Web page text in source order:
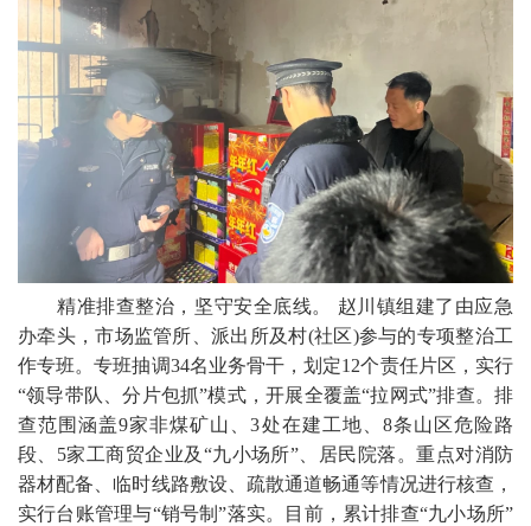
精准排查整治，坚守安全底线。 赵川镇组建了由应急
办牵头，市场监管所、派出所及村(社区)参与的专项整治工
作专班。专班抽调34名业务骨干，划定12个责任片区，实行
“领导带队、分片包抓”模式，开展全覆盖“拉网式”排查。排
查范围涵盖9家非煤矿山、3处在建工地、8条山区危险路
段、5家工商贸企业及“九小场所”、居民院落。重点对消防
器材配备、临时线路敷设、疏散通道畅通等情况进行核查，
实行台账管理与“销号制”落实。目前，累计排查“九小场所”